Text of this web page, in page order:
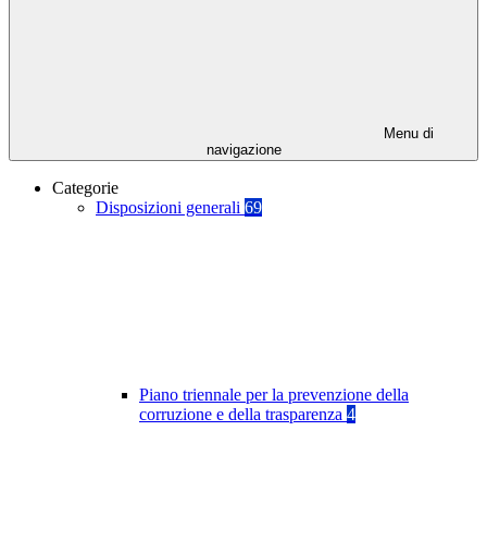
Menu di
navigazione
Categorie
Disposizioni generali 69
Piano triennale per la prevenzione della
corruzione e della trasparenza 4